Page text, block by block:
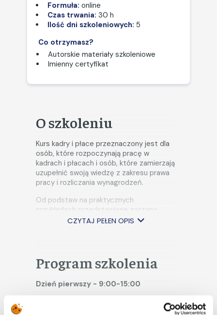
Formuła: online
Czas trwania: 30 h
Ilość dni szkoleniowych: 5
Co otrzymasz?
Autorskie materiały szkoleniowe
Imienny certyfikat
O szkoleniu
Kurs kadry i płace przeznaczony jest dla
osób, które rozpoczynają pracę w
kadrach i płacach i osób, które zamierzają
uzupełnić swoją wiedzę z zakresu prawa
pracy i rozliczania wynagrodzeń.
Od podstaw na praktycznych
przykładach przedstawione zostaną
obowiązki pracodawcy związane z
stosunku pracy, udzieleniem urlopów
wypoczynkowych, urlopów związanych z
pracy, rozliczaniem czasu pracy.
CZYTAJ PEŁEN OPIS
Program szkolenia
Dzień pierwszy - 9:00-15:00